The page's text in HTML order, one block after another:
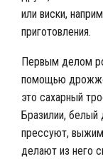
или виски,
приготовления.
Первым делом
помощью
это сахарный
Бразилии,
прессуют,
делают из него